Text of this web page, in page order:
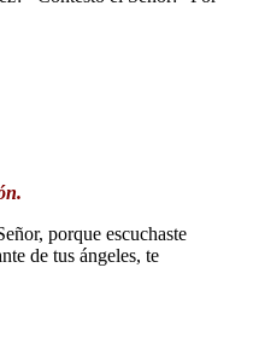
porque escuchaste
de tus ángeles, te